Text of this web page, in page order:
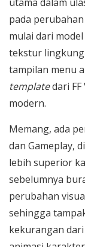
pada
mulai dari
tekstur
tampilan menu
templatedari FF
modern.
Memang, ada
dan Gameplay,
lebih superior
sebelumnya
perubahan
sehingga
kekurangan